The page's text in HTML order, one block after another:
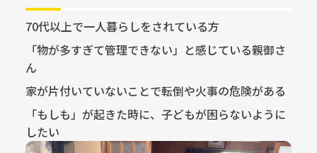
70代以上で一人暮らしをされている方
「物が多すぎて管理できない」と感じている親御さ
ん
家が片付いていないことで転倒や火事の危険がある
「もしも」が起きた時に、子どもが困らないように
したい